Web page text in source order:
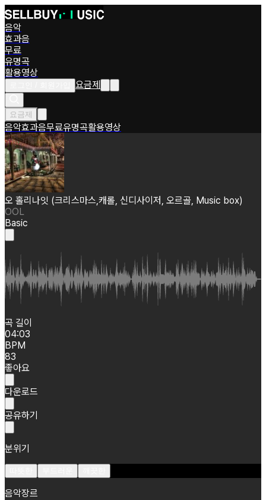
음악
효과음
무료
유명곡
활용영상
요금제
요금제
음악효과음무료유명곡활용영상
오 홀리나잇 (크리스마스,캐롤, 신디사이저, 오르골, Music box)
OOL
Basic
곡 길이
04:03
BPM
83
좋아요
다운로드
공유하기
분위기
음악장르